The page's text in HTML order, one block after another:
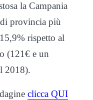
la Campania
provincia più
rispetto al
(121€ e un
2018).
clicca QUI